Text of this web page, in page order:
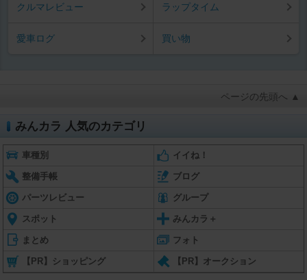
クルマレビュー ラップタイム
愛車ログ 買い物
ページの先頭へ ▲
みんカラ 人気のカテゴリ
車種別 イイね！
整備手帳 ブログ
パーツレビュー グループ
スポット みんカラ＋
まとめ フォト
【PR】ショッピング 【PR】オークション